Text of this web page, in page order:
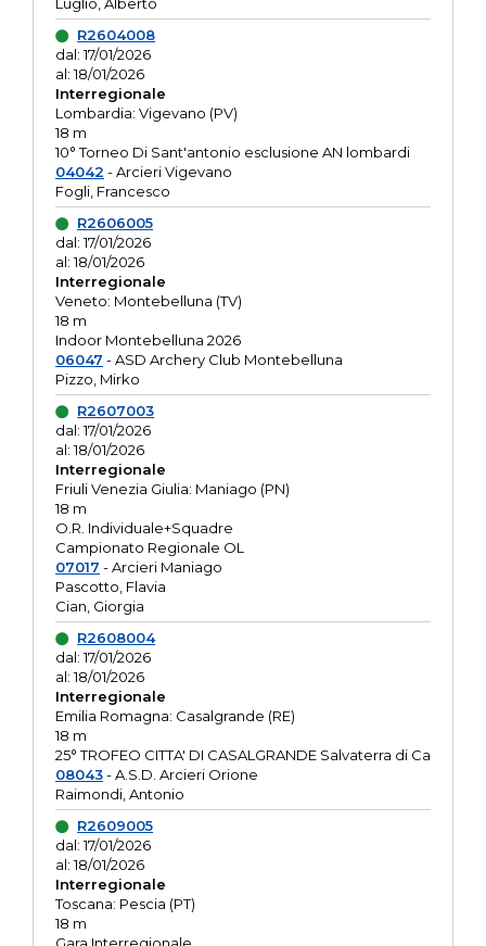
R2604008
dal: 17/01/2026
al: 18/01/2026
Interregionale
Lombardia: Vigevano (PV)
18 m
10° Torneo Di Sant'antonio esclusione AN lombardi
04042 - Arcieri Vigevano
Fogli, Francesco
R2606005
dal: 17/01/2026
al: 18/01/2026
Interregionale
Veneto: Montebelluna (TV)
18 m
Indoor Montebelluna 2026
06047 - ASD Archery Club Montebelluna
Pizzo, Mirko
R2607003
dal: 17/01/2026
al: 18/01/2026
Interregionale
Friuli Venezia Giulia: Maniago (PN)
18 m
O.R. Individuale+Squadre
Campionato Regionale OL
07017 - Arcieri Maniago
Pascotto, Flavia
Cian, Giorgia
R2608004
dal: 17/01/2026
al: 18/01/2026
Interregionale
Emilia Romagna: Casalgrande (RE)
18 m
25° TROFEO CITTA' DI CASALGRANDE Salvaterra di Ca
08043- A.S.D. Arcieri Orione
Raimondi, Antonio
R2609005
dal: 17/01/2026
al: 18/01/2026
Interregionale
Toscana: Pescia (PT)
18 m